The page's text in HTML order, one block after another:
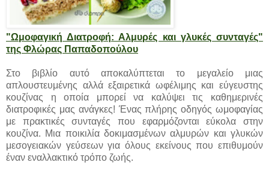
"Ωμοφαγική Διατροφή: Αλμυρές και γλυκές συνταγές"
της Φλώρας Παπαδοπούλου
Στο βιβλίο αυτό αποκαλύπτεται το μεγαλείο μιας
απλουστευμένης αλλά εξαιρετικά ωφέλιμης και εύγευστης
κουζίνας η οποία μπορεί να καλύψει τις καθημερινές
διατροφικές μας ανάγκες! Ένας πλήρης οδηγός ωμοφαγίας
με πρακτικές συνταγές που εφαρμόζονται εύκολα στην
κουζίνα. Μια ποικιλία δοκιμασμένων αλμυρών και γλυκών
μεσογειακών γεύσεων για όλους εκείνους που επιθυμούν
έναν εναλλακτικό τρόπο ζωής.